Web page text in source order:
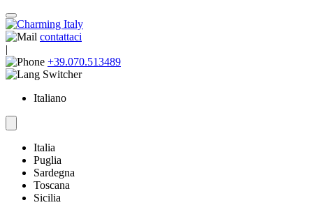
contattaci
|
+39.070.513489
Italiano
Italia
Puglia
Sardegna
Toscana
Sicilia